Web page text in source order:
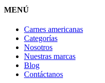
MENÚ
Carnes americanas
Categorías
Nosotros
Nuestras marcas
Blog
Contáctanos